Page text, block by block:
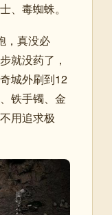
、毒蜘蛛。
，真没必
就没药了，
城外刷到12
铁手镯、金
用追求极